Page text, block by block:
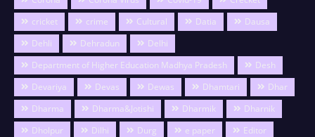
cricket
crime Cultural Datia
Dausa
Dehli
Dehradun
Delhi
Department of Higher Education Madhya Pradesh
Desh
Devariya
Devas Dewas Dhamtari
Dhar
Dharma
Dharma&Jotishi Dharmik
Dharnik
Dholpur
Dilhi Durg e paper
Editor